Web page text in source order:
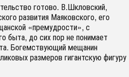
готово. В.Шкловский,
развития Маяковского, его
«премудрости», с
быта, до сих пор не понимает
Богемствующий мещанин
размеров гигантскую фигуру